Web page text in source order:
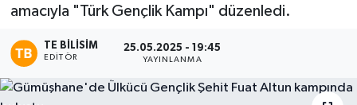
amacıyla "Türk Gençlik Kampı" düzenledi.
TE BILISIM
EDITÖR
25.05.2025 - 19:45
YAYINLANMA